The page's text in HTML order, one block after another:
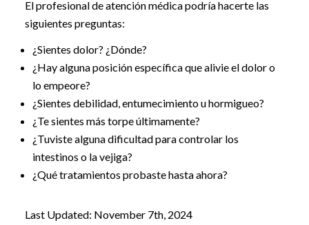
El profesional de atención médica podría hacerte las
siguientes preguntas:
¿Sientes dolor? ¿Dónde?
¿Hay alguna posición específica que alivie el dolor o
lo empeore?
¿Sientes debilidad, entumecimiento u hormigueo?
¿Te sientes más torpe últimamente?
¿Tuviste alguna dificultad para controlar los
intestinos o la vejiga?
¿Qué tratamientos probaste hasta ahora?
Last Updated: November 7th, 2024